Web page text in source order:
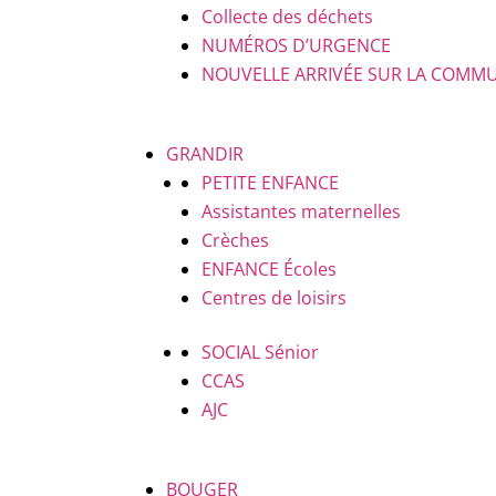
Collecte des déchets
NUMÉROS D’URGENCE
NOUVELLE ARRIVÉE SUR LA
GRANDIR
PETITE ENFANCE
Assistantes maternelles
Crèches
ENFANCE Écoles
Centres de loisirs
SOCIAL Sénior
CCAS
AJC
BOUGER